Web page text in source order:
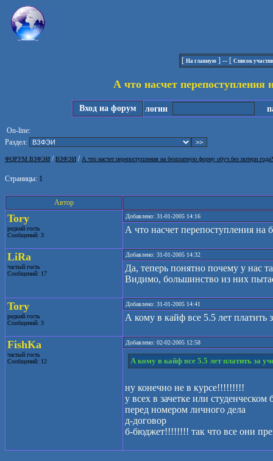
[ На главную ] -- [ Список
А что насчет перепоступления
Вход на форум логин
On-line:
Раздел:
ФОРУМ ВЗФЭИ /ВЗФЭИ / А что насчет перепоступления на безплатную форму обуч.без потери года?
Страницы: 1
Автор
Tory
редкий гость
Сообщений: 3
Добавлено: 31-01-2005 14:16
А что насчет перепоступления
LiRa
частый гость
Сообщений: 17
Добавлено: 31-01-2005 14:32
Да, теперь понятно почему у нас
Видимо, большинство из них
Tory
редкий гость
Сообщений: 3
Добавлено: 31-01-2005 14:41
А кому в кайф все 5.5 лет платить
FishKa
частый гость
Сообщений: 12
Добавлено: 02-02-2005 12:58
А кому в кайф все 5.5 лет платить за
ну конечно не в курсе!!!!!!!!!
у всех в зачетке или
перед номером личного дела
д-договор
б-бюджет!!!!!!!! так что все они